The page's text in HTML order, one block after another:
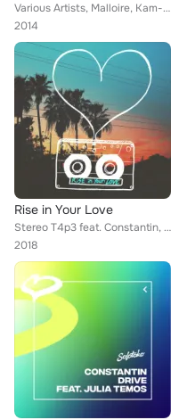
Various Artists, Malloire, Kam-Hill, Berthe Sylva, Guy Berry, Carvey, Les Enard's, José Lanzone, Nibor, Noté, Fred Gouin, Polin,...
2014
Rise in Your Love
Stereo T4p3 feat. Constantin, Mac Lister
2018